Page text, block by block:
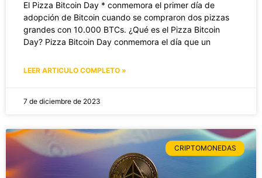
El Pizza Bitcoin Day * conmemora el primer día de
adopción de Bitcoin cuando se compraron dos pizzas
grandes con 10.000 BTCs. ¿Qué es el Pizza Bitcoin
Day? Pizza Bitcoin Day conmemora el día que un
LEER ARTICULO COMPLETO »
7 de diciembre de 2023
CRIPTOMONEDAS